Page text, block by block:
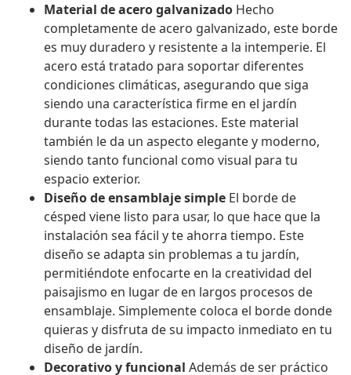
Material de acero galvanizado Hecho
completamente de acero galvanizado, este borde
es muy duradero y resistente a la intemperie. El
acero está tratado para soportar diferentes
condiciones climáticas, asegurando que siga
siendo una característica firme en el jardín
durante todas las estaciones. Este material
también le da un aspecto elegante y moderno,
siendo tanto funcional como visual para tu
espacio exterior.
Diseño de ensamblaje simple El borde de
césped viene listo para usar, lo que hace que la
instalación sea fácil y te ahorra tiempo. Este
diseño se adapta sin problemas a tu jardín,
permitiéndote enfocarte en la creatividad del
paisajismo en lugar de en largos procesos de
ensamblaje. Simplemente coloca el borde donde
quieras y disfruta de su impacto inmediato en tu
diseño de jardín.
Decorativo y funcional Además de ser práctico